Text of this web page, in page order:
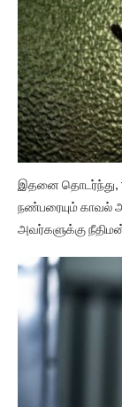
இதனை தொடர்ந்து,
நண்பரையும் காவல்
அவர்களுக்கு